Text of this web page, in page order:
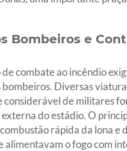
Bombeiros e
combate ao incêndio
Diversas
considerável de militares
externa do estádio. O
rápida da lona e
alimentavam o fogo com